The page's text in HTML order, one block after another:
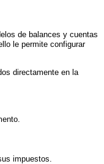
de balances y cuentas
le permite configurar
directamente en la
impuestos.